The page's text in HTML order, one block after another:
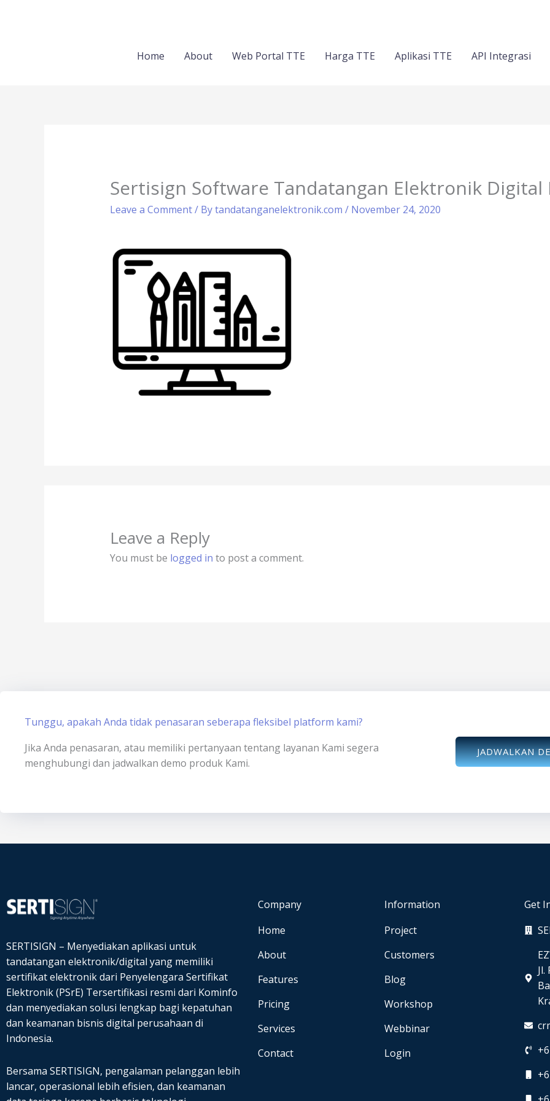
Home
About Web Portal TTE Harga TTE Aplikasi TTE API Integrasi
Sertisign Software Tandatangan Elektronik Digital
Leave a Comment/ Bytandatanganelektronik.com / November 24, 2020
Leave a Reply
You must be logged in to post a comment.
Tunggu, apakah Anda tidak penasaran seberapa fleksibel platform kami?
Jika Anda penasaran, atau memiliki pertanyaan tentang layanan Kami segera
menghubungi dan jadwalkan demo produk Kami.
JADWALKAN
SERTISIGN – Menyediakan aplikasi untuk
tandatangan elektronik/digital yang memiliki
sertifikat elektronik dari Penyelengara Sertifikat
Elektronik (PSrE) Tersertifikasi resmi dari Kominfo
dan menyediakan solusi lengkap bagi kepatuhan
dan keamanan bisnis digital perusahaan di
Indonesia.
Bersama SERTISIGN, pengalaman pelanggan lebih
lancar, operasional lebih efisien, dan keamanan
Company
Home
About
Features
Pricing
Services
Contact
Information
Project
Customers
Blog
Workshop
Webbinar
Login
Get